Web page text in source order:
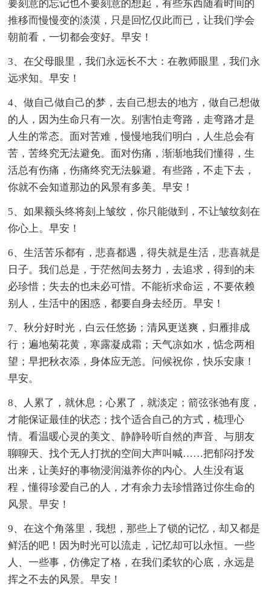
要刻意的忘记也不要刻意的想起，有些东西随着时间的
推移而慢慢变的淡漠，只是回忆仅此而已，让我们学会
朝前看，一切都会变好。早安！
3、在父母眼里，我们永远长不大：在教师眼里，我们永
远求知。早安！
4、做自己做自己的梦，去自己想去的地方，做自己想做
的人，因为生命只有一次。别害怕走弯路，走弯路才是
人生的常态。面对苦难，慢慢地我们明白，人生总会有
苦，苦终究无法避免。面对伤痛，渐渐地我们懂得，生
活总有伤痛，伤痛终究无法躲避。有些路，不走下去，
你就不会知道那边的风景有多美。早安！
5、如果额头终将刻上皱纹，你只能做到，不让皱纹刻在
你心上。早安！
6、生活苦乐都有，悲喜都遇，得失就是生活，悲喜就是
日子。我们总是，于茫然间去努力，去追求，得到的未
必珍惜；失去的也未必可惜。不能祈求命运，不要依赖
别人，生活中的困惑，都要自身去经历。早安！
7、秋分好时光，白云任悠扬；清风更送爽，归雁排成
行；遍地菊花黄，寒露凝成霜；天气凉如水，惦念两相
望；早把秋衣添，身体应无恙。问候祝你，快乐安康！
早安。
8、人累了，就休息；心累了，就淡定；箭弦张弛有度，
才能保证最佳的状态；找个适合自己的方式，梳理心
情。看温暖心灵的美文、静静聆听自然的声音、与朋友
聊聊天、找个无人打扰的空间大声叫喊……把郁闷抒发
出来，让美好的事物浸润滋养你的内心。人生没有返
程，懂得珍爱自己的人，才有余力去珍惜路过你生命的
风景。早安！
9、在这个角落里，我想，那些上了锁的记忆，却又都是
鲜活的吧！因为时光可以流走，记忆却可以永恒。一些
人、一些事，仿佛定了格，在我们柔软的心底，永远是
挥之不去的风景。早安！